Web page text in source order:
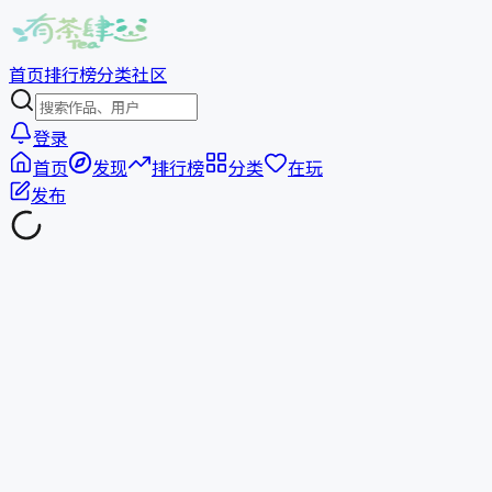
首页排行榜分类社区
登录
首页
发现 排行榜 分类
在玩
发布